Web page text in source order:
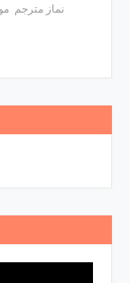
نماز مترجم